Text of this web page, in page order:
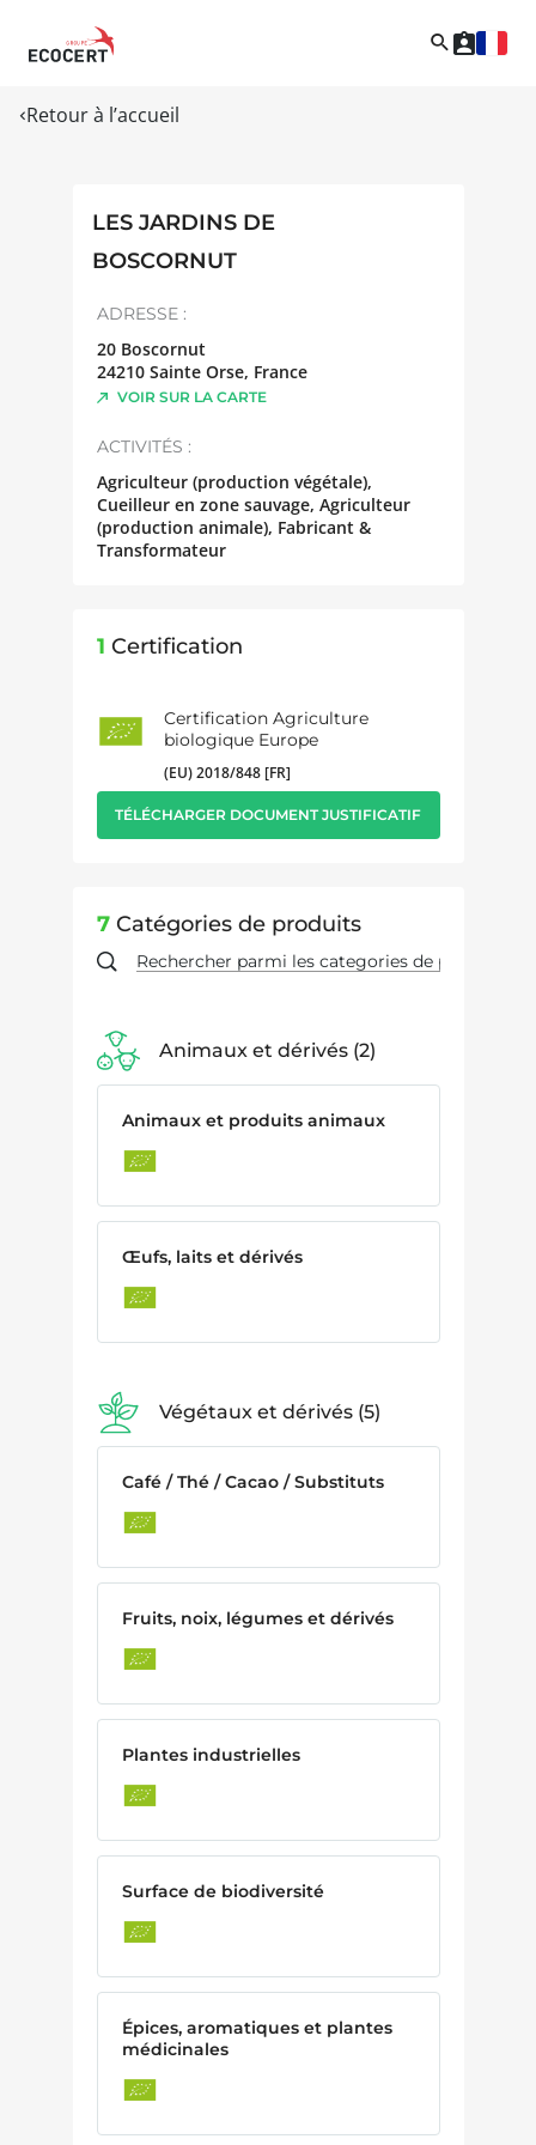
Retour à l’accueil
LES JARDINS DE
BOSCORNUT
ADRESSE :
20 Boscornut
24210 Sainte Orse, France
VOIR SUR LA CARTE
ACTIVITÉS :
Agriculteur (production végétale),
Cueilleur en zone sauvage, Agriculteur
(production animale), Fabricant &
Transformateur
1 Certification
Certification Agriculture
biologique Europe
(EU) 2018/848 [FR]
TÉLÉCHARGER DOCUMENT JUSTIFICATIF
7Catégories de produits
Animaux et dérivés 2
Animaux et produits animaux
Œufs, laits et dérivés
Végétaux et dérivés 5
Café / Thé / Cacao / Substituts
Fruits, noix, légumes et dérivés
Plantes industrielles
Surface de biodiversité
Épices, aromatiques et plantes
médicinales